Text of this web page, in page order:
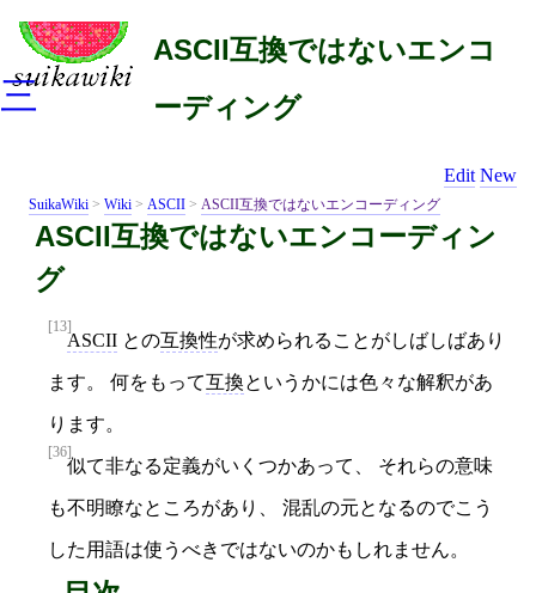
ASCII互換ではないエンコ
ーディング
Edit New
SuikaWiki > Wiki > ASCII > ASCII互換ではないエンコーディング
ASCII互換ではないエンコーディン
グ
[13]
ASCII との互換性が求められることがしばしばあり
ます。 何をもって互換というかには色々な解釈があ
ります。
[36]
似て非なる定義がいくつかあって、 それらの意味
も不明瞭なところがあり、 混乱の元となるのでこう
した用語は使うべきではないのかもしれません。
三